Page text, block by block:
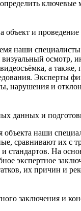
ключевые
объект и проведение
наши
визуальный осмотр,
а также,
Эксперты
нарушения и
данных и
объекта наши
сравнивают их с
стандартов. На
экспертное
их причин и
заключения и